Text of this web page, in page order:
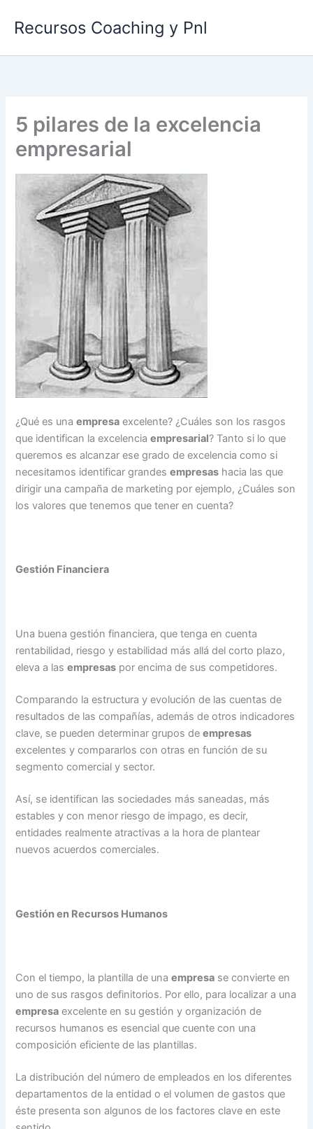
Recursos Coaching y Pnl
5 pilares de la excelencia
empresarial
¿Qué es unaempresa excelente? ¿Cuáles son los rasgos
que identifican la excelenciaempresarial? Tanto si lo que
queremos es alcanzar ese grado de excelencia como si
necesitamos identificar grandesempresas hacia las que
dirigir una campaña de marketing por ejemplo, ¿Cuáles son
los valores que tenemos que tener en cuenta?
Gestión Financiera
Una buena gestión financiera, que tenga en cuenta
rentabilidad, riesgo y estabilidad más allá del corto plazo,
eleva a lasempresas por encima de sus competidores.
Comparando la estructura y evolución de las cuentas de
resultados de las compañías, además de otros indicadores
clave, se pueden determinar grupos deempresas
excelentes y compararlos con otras en función de su
segmento comercial y sector.
Así, se identifican las sociedades más saneadas, más
estables y con menor riesgo de impago, es decir,
entidades realmente atractivas a la hora de plantear
nuevos acuerdos comerciales.
Gestión en Recursos Humanos
Con el tiempo, la plantilla de unaempresa se convierte en
uno de sus rasgos definitorios. Por ello, para localizar a una
empresa excelente en su gestión y organización de
recursos humanos es esencial que cuente con una
composición eficiente de las plantillas.
La distribución del número de empleados en los diferentes
departamentos de la entidad o el volumen de gastos que
éste presenta son algunos de los factores clave en este